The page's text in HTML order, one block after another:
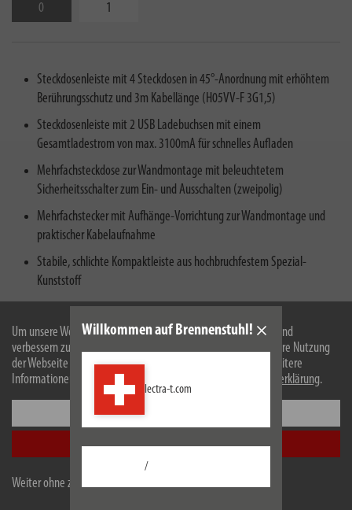
Um unsere Webseite für Sie optimal zu gestalten und fortlaufend
verbessern zu können, verwenden wir Cookies. Durch die weitere Nutzung
der Webseite stimmen Sie der Verwendung von Cookies zu. Weitere
Informationen zu Cookies erhalten Sie in unserer
Datenschutzerklärung.
Alle akzeptieren
Weiter ohne zu akzeptieren
Willkommen auf Brennenstuhl!
lectra-t.com
/
0 1
Steckdosenleiste mit 4 Steckdosen in 45°-Anordnung mit erhöhtem
Berührungsschutz und 3m Kabellänge (H05VV-F 3G1,5)
Steckdosenleiste mit 2 USB Ladebuchsen mit einem
Gesamtladestrom von max. 3100mA für schnelles Aufladen
Mehrfachsteckdose zur Wandmontage mit beleuchtetem
Sicherheitsschalter zum Ein- und Ausschalten (zweipolig)
Mehrfachstecker mit Aufhänge-Vorrichtung zur Wandmontage und
praktischer Kabelaufnahme
Stabile, schlichte Kompaktleiste aus hochbruchfestem Spezial-
Kunststoff
Technische Daten